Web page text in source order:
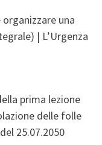
una
| L’Urgenza
prima lezione
delle folle
25.07.2050